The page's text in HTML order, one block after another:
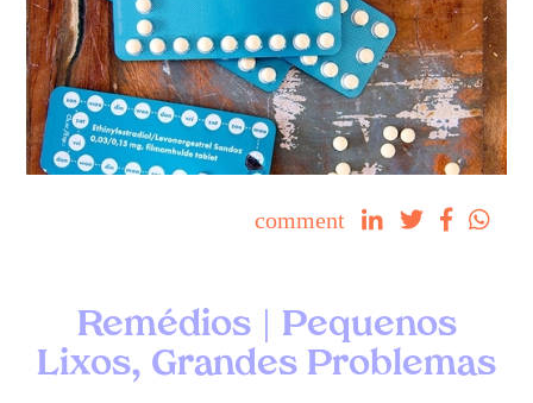
comment    
Remédios | Pequenos
Lixos, Grandes Problemas